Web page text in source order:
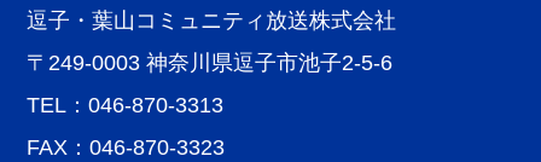
逗子・葉山コミュニティ放送株式会社
〒249-0003 神奈川県逗子市池子2-5-6
TEL：046-870-3313
FAX：046-870-3323